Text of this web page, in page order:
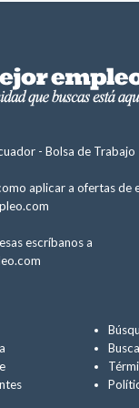
- Bolsa de Trabajo
aplicar a ofertas de
escríbanos a